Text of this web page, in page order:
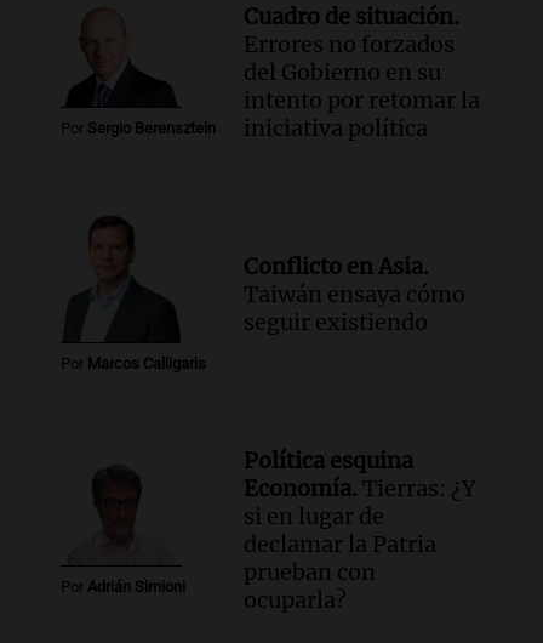
Por Sergio Berensztein
Cuadro de situación.
Errores no forzados
del Gobierno en su
intento por retomar la
iniciativa política
Por Marcos Calligaris
Conflicto en Asia.
Taiwán ensaya cómo
seguir existiendo
Por Adrián Simioni
Política esquina
Economía. Tierras: ¿Y
si en lugar de
declamar la Patria
prueban con
ocuparla?